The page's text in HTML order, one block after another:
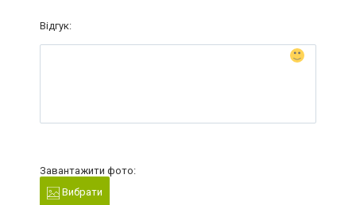
Відгук:
Завантажити фото:
Вибрати